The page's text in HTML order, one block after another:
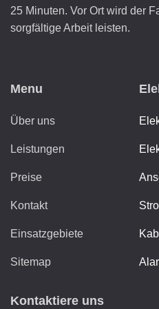
25 Minuten. Vor Ort wird der
sorgfältige Arbeit leisten.
Menu
Über uns
Leistungen
Preise
Kontakt
Einsatzgebiete
Sitemap
Kontaktiere uns